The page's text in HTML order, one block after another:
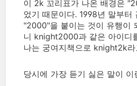
이 2k 꼬리표가 나온 배경은
었기 때문이다. 1998년 말부터
"2000"을 붙이는 것이 유행이
니 knight2000과 같은 아이디
나는 궁여지책으로 knight2k
당시에 가장 듣기 싫은 말이 이